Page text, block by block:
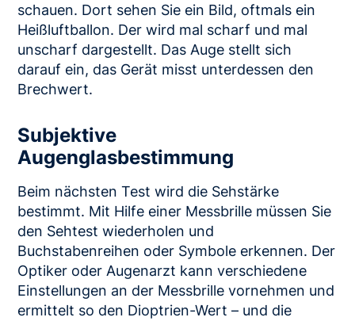
schauen. Dort sehen Sie ein Bild, oftmals ein
Heißluftballon. Der wird mal scharf und mal
unscharf dargestellt. Das Auge stellt sich
darauf ein, das Gerät misst unterdessen den
Brechwert.
Subjektive
Augenglasbestimmung
Beim nächsten Test wird die Sehstärke
bestimmt. Mit Hilfe einer Messbrille müssen Sie
den Sehtest wiederholen und
Buchstabenreihen oder Symbole erkennen. Der
Optiker oder Augenarzt kann verschiedene
Einstellungen an der Messbrille vornehmen und
ermittelt so den Dioptrien-Wert – und die